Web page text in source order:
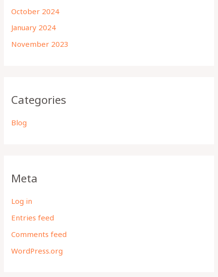
October 2024
January 2024
November 2023
Categories
Blog
Meta
Log in
Entries feed
Comments feed
WordPress.org